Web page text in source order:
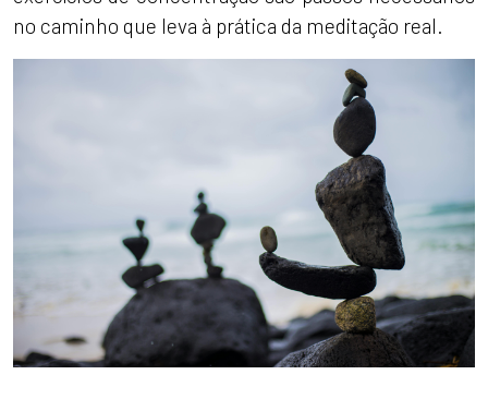
no caminho que leva à prática da meditação real.